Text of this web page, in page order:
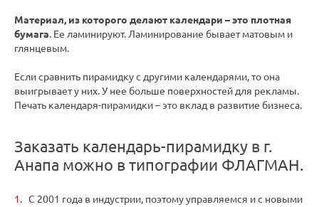
Материал, из которого делают календари – это плотная
бумага. Ее ламинируют. Ламинирование бывает матовым и
глянцевым.
Если сравнить пирамидку с другими календарями, то она
выигрывает у них. У нее больше поверхностей для рекламы.
Печать календаря-пирамидки – это вклад в развитие бизнеса.
Заказать календарь-пирамидку в г.
Анапа можно в типографии ФЛАГМАН.
С 2001 года в индустрии, поэтому управляемся и с новыми